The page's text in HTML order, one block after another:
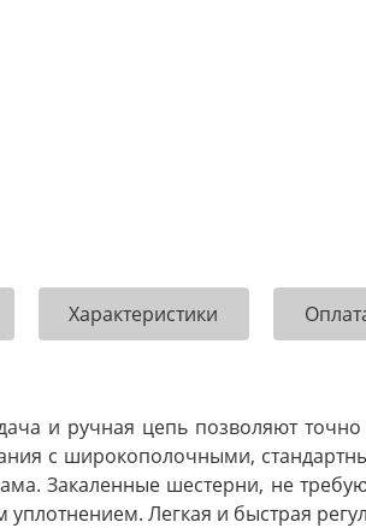
Характеристики
и руч­ная це­пь по­з­во­ляют
с ши­ро­ко­по­лоч­ны­ми,
За­ка­лен­ные ше­с­тер­ни, не
уп­лот­не­ни­ем. Лег­кая и бы­ст­рая